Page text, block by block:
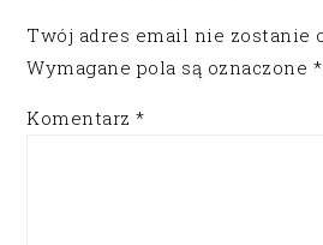
Twój adres email nie zostanie
Wymagane pola są oznaczone *
Komentarz*